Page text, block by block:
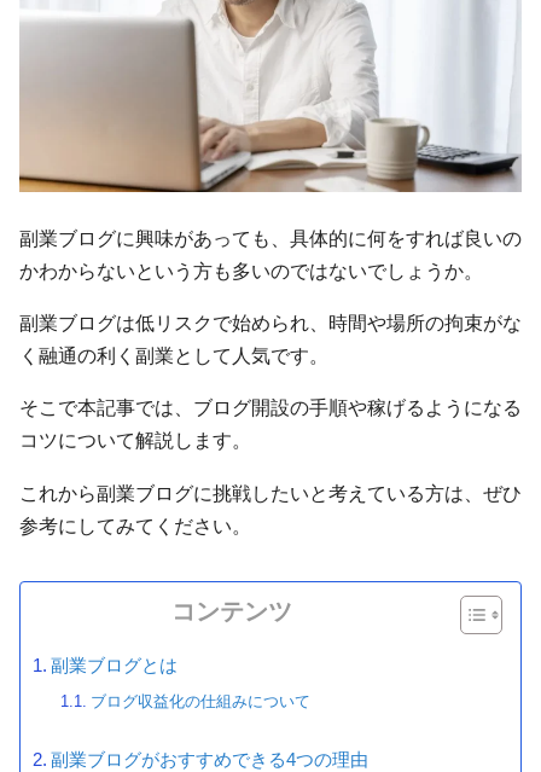
副業ブログに興味があっても、具体的に何をすれば良いの
かわからないという方も多いのではないでしょうか。
副業ブログは低リスクで始められ、時間や場所の拘束がな
く融通の利く副業として人気です。
そこで本記事では、ブログ開設の手順や稼げるようになる
コツについて解説します。
これから副業ブログに挑戦したいと考えている方は、ぜひ
参考にしてみてください。
コンテンツ
副業ブログとは
ブログ収益化の仕組みについて
副業ブログがおすすめできる4つの理由